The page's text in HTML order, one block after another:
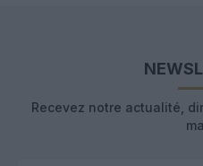
Recevez notre actualité,